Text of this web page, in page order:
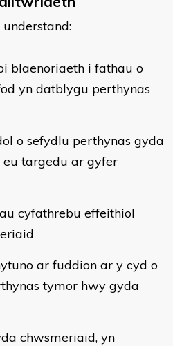
blaenoriaeth i fathau o
yn datblygu perthynas
o sefydlu perthynas gyda
targedu ar gyfer
cyfathrebu effeithiol
ar fuddion ar y cyd o
tymor hwy gyda
chwsmeriaid, yn